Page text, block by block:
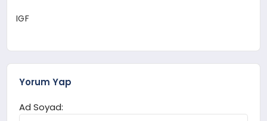
IGF
Yorum Yap
Ad Soyad: